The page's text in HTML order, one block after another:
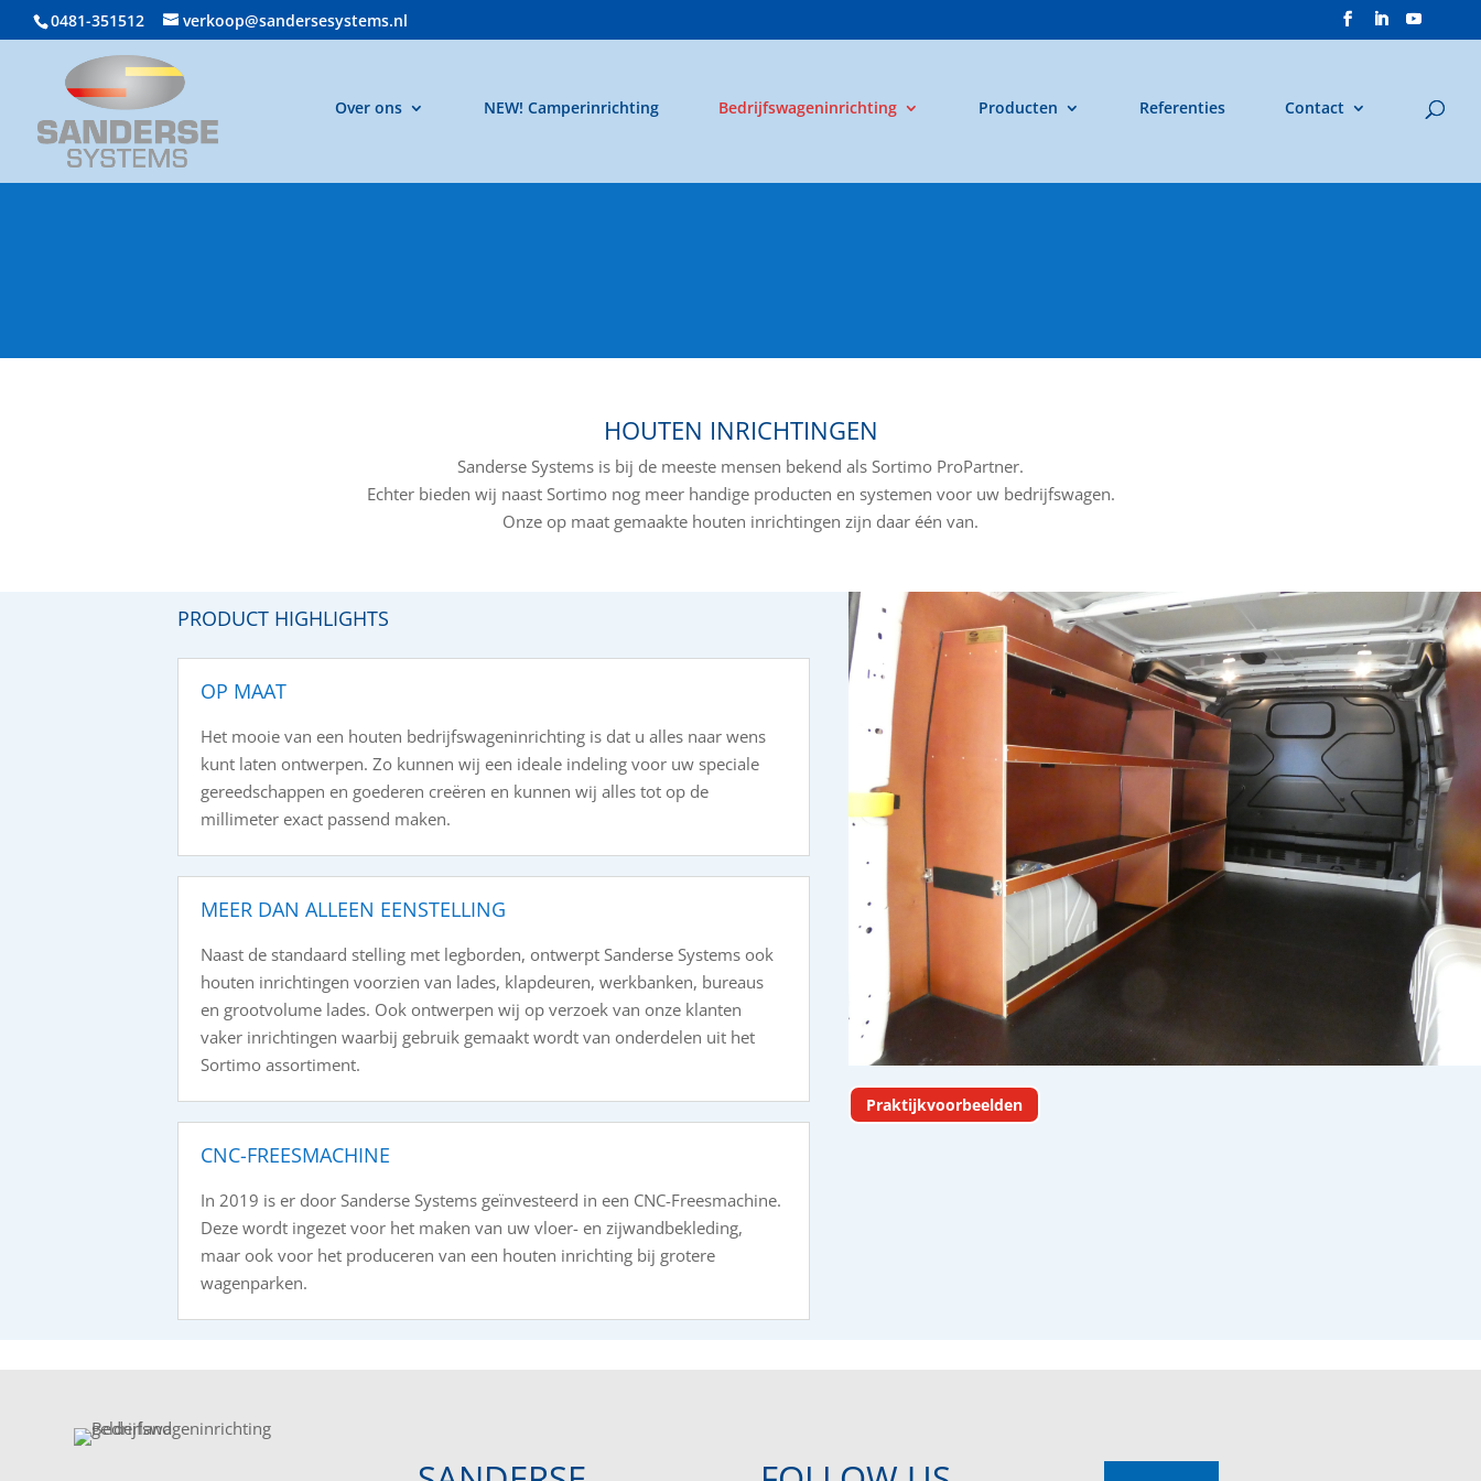
0481-351512 verkoop@sandersesystems.nl
Over ons NEW! Camperinrichting Bedrijfswageninrichting Producten Referenties Contact
HOUTEN INRICHTINGEN
Sanderse Systems is bij de meeste mensen bekend als Sortimo ProPartner.
Echter bieden wij naast Sortimo nog meer handige producten en systemen voor uw bedrijfswagen.
Onze op maat gemaakte houten inrichtingen zijn daar één van.
PRODUCT HIGHLIGHTS
OP MAAT
Het mooie van een houten bedrijfswageninrichting is dat u alles naar wens
kunt laten ontwerpen. Zo kunnen wij een ideale indeling voor uw speciale
gereedschappen en goederen creëren en kunnen wij alles tot op de
millimeter exact passend maken.
MEER DAN ALLEEN EENSTELLING
Naast de standaard stelling met legborden, ontwerpt Sanderse Systems ook
houten inrichtingen voorzien van lades, klapdeuren, werkbanken, bureaus
en grootvolume lades. Ook ontwerpen wij op verzoek van onze klanten
vaker inrichtingen waarbij gebruik gemaakt wordt van onderdelen uit het
Sortimo assortiment.
CNC-FREESMACHINE
In 2019 is er door Sanderse Systems geïnvesteerd in een CNC-Freesmachine.
Deze wordt ingezet voor het maken van uw vloer- en zijwandbekleding,
maar ook voor het produceren van een houten inrichting bij grotere
wagenparken.
Praktijkvoorbeelden